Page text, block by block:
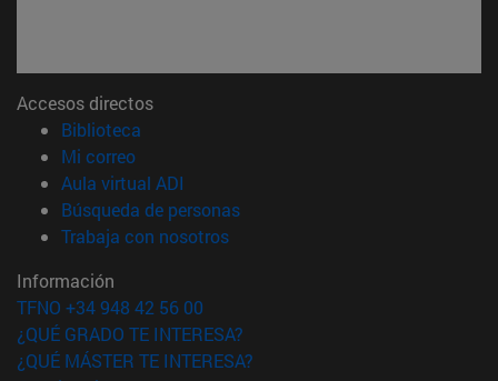
Accesos directos
Biblioteca
Mi correo(abre en nueva ventana)
Aula virtual ADI
Búsqueda de personas(abre en nueva ventana)
Trabaja con nosotros(abre en nueva ventana)
Información
TFNO +34 948 42 56 00
¿QUÉ GRADO TE INTERESA?
¿QUÉ MÁSTER TE INTERESA?